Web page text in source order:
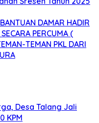
DAMAR HADIR
PERCUMA (
TEMAN PKL DARI
Desa Talang Jali
KPM